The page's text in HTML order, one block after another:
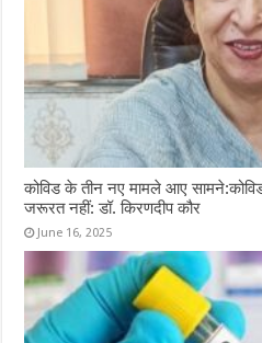
कोविड के तीन नए मामले आए
जरूरत नहीं: डॉ. किरणदीप कौर
June 16, 2025